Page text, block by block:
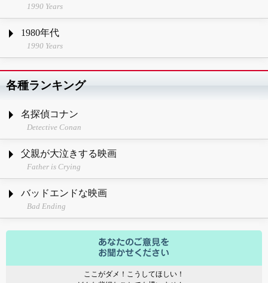
1990 Years
1980年代
1990 Years
各種ランキング
名探偵コナン
Detective Conan
父親が大泣きする映画
Father is Crying
バッドエンドな映画
Bad Ending
ここがダメ！こうしてほしい！